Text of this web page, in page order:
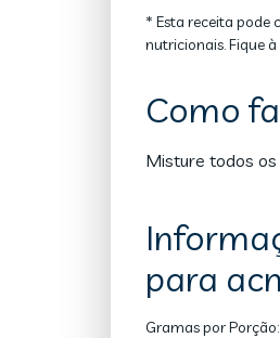
* Esta receita pode
nutricionais. Fique
Como
Misture todos
para
Gramas por Porção: